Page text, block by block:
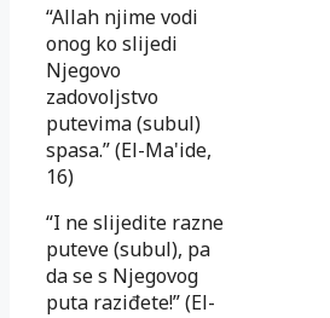
“Allah njime vodi
onog ko slijedi
Njegovo
zadovoljstvo
putevima (subul)
spasa.” (El-Ma'ide,
16)
“I ne slijedite razne
puteve (subul), pa
da se s Njegovog
puta raziđete!” (El-